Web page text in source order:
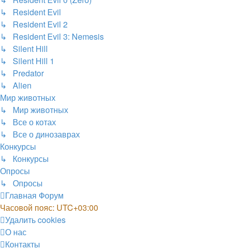
↳ Resident Evil
↳ Resident Evil 2
↳ Resident Evil 3: Nemesis
↳ Silent Hill
↳ Silent Hill 1
↳ Predator
↳ Alien
Мир животных
↳ Мир животных
↳ Все о котах
↳ Все о динозаврах
Конкурсы
↳ Конкурсы
Опросы
↳ Опросы
Главная Форум
Часовой пояс: UTC+03:00
Удалить cookies
О нас
Контакты